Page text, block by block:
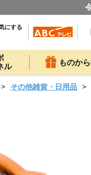
にする
ル
ものか
その他雑貨・日用品